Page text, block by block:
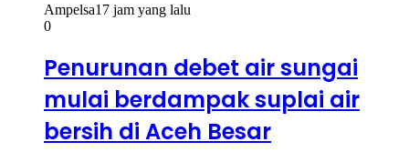
Ampelsa17 jam yang lalu
0
Penurunan debet air sungai
mulai berdampak suplai air
bersih di Aceh Besar